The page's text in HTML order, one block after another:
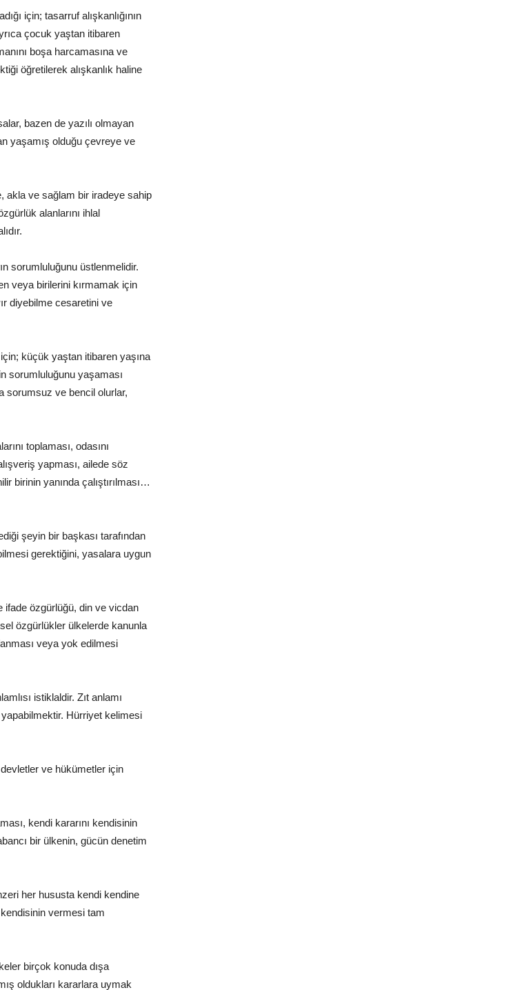
için; tasarruf alışkanlığının
çocuk yaştan itibaren
boşa harcamasına ve
öğretilerek alışkanlık haline
bazen de yazılı olmayan
yaşamış olduğu çevreye ve
akla ve sağlam bir iradeye sahip
alanlarını ihlal
sorumluluğunu üstlenmelidir.
veya birilerini kırmamak için
diyebilme cesaretini ve
küçük yaştan itibaren yaşına
sorumluluğunu yaşaması
sorumsuz ve bencil olurlar,
toplaması, odasını
yapması, ailede söz
birinin yanında çalıştırılması…
şeyin bir başkası tarafından
gerektiğini, yasalara uygun
ifade özgürlüğü, din ve vicdan
özgürlükler ülkelerde kanunla
veya yok edilmesi
istiklaldir. Zıt anlamı
Hürriyet kelimesi
ve hükümetler için
kendi kararını kendisinin
bir ülkenin, gücün denetim
her hususta kendi kendine
kendisinin vermesi tam
birçok konuda dışa
oldukları kararlara uymak